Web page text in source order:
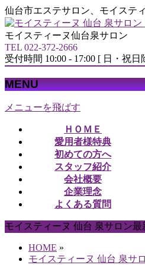
仙台市エステサロン、モイステ
モイスティーヌ仙台泉サロン
TEL 022-372-2666
受付時間 10:00 - 17:00 [ 日・祝日
MENU
メニューを飛ばす
ＨＯＭＥ
愛用者様特典
初めての方へ
スタッフ紹介
会社概要
企業理念
よくある質問
モイスティーヌ 仙台 泉サロン最
HOME »
モイスティーヌ 仙台 泉サ